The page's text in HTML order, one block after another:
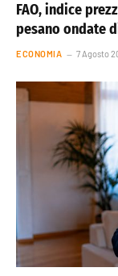
FAO, indice
pesano ondate
ECONOMIA 7 Agosto